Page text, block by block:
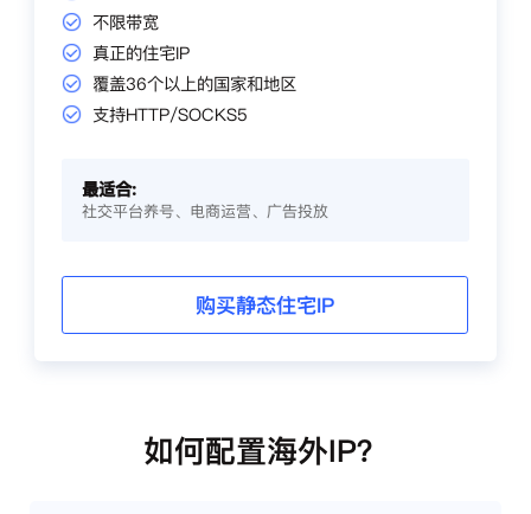
不限带宽
真正的住宅IP
覆盖36个以上的国家和地区
支持HTTP/SOCKS5
最适合:
社交平台养号、电商运营、广告投放
购买静态住宅IP
如何配置海外IP？